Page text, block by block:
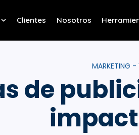
Show submenu for Servicios
Clientes Nosotros
MARKETING -
de